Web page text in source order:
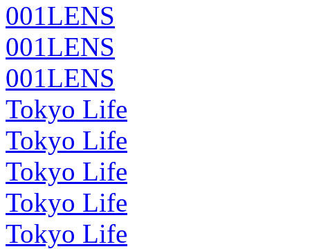
001LENS
001LENS
001LENS
Tokyo Life
Tokyo Life
Tokyo Life
Tokyo Life
Tokyo Life